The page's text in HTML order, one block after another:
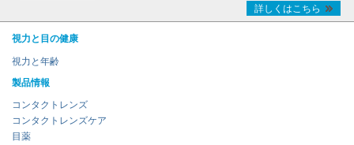
詳しくはこちら
視力と目の健康
視力と年齢
製品情報
コンタクトレンズ
コンタクトレンズケア
目薬